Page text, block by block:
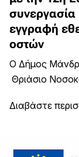
συνεργασία
εγγραφή
οστών
Ο Δήμος
Θριάσιο
Διαβάστε